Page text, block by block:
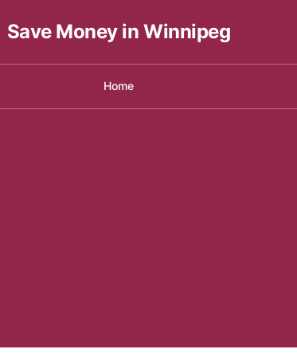
Save Money in Winnipeg
Home